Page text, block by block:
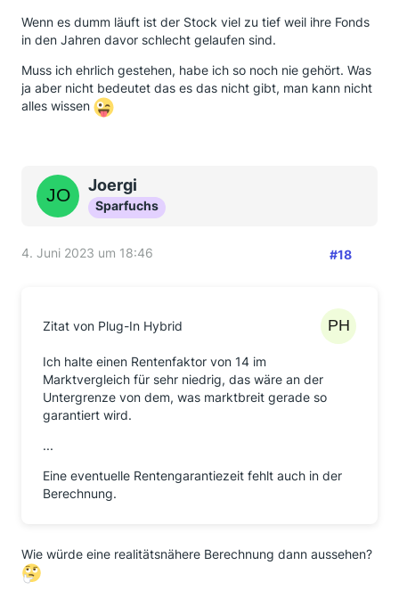
Wenn es dumm läuft ist der Stock viel zu tief weil ihre Fonds
in den Jahren davor schlecht gelaufen sind.
Muss ich ehrlich gestehen, habe ich so noch nie gehört. Was
ja aber nicht bedeutet das es das nicht gibt, man kann nicht
alles wissen
Joergi
Sparfuchs
4. Juni 2023 um 18:46 #18
Zitat von Plug-In Hybrid
Ich halte einen Rentenfaktor von 14 im
Marktvergleich für sehr niedrig, das wäre an der
Untergrenze von dem, was marktbreit gerade so
garantiert wird.
...
Eine eventuelle Rentengarantiezeit fehlt auch in der
Berechnung.
Wie würde eine realitätsnähere Berechnung dann aussehen?